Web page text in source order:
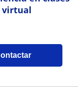
virtual